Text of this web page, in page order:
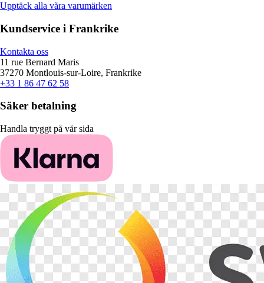
Upptäck alla våra varumärken
Kundservice i Frankrike
Kontakta oss
11 rue Bernard Maris
37270 Montlouis-sur-Loire, Frankrike
+33 1 86 47 62 58
Säker betalning
Handla tryggt på vår sida